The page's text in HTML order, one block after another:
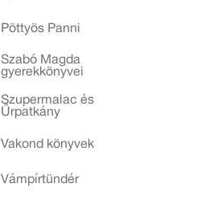
Pöttyös Panni
Szabó Magda
gyerekkönyvei
Szupermalac és
Űrpatkány
Vakond könyvek
Vámpírtündér